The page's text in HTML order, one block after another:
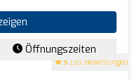
5 (35 Bewertungen)
Öffnungszeiten